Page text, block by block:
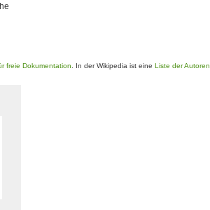
freie Dokumentation . In der Wikipedia ist eine Liste der Autoren